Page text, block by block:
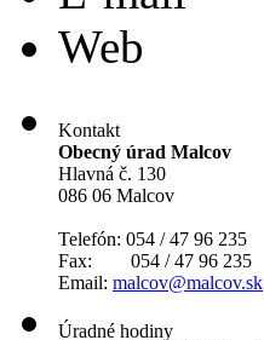
Web
Kontakt
Obecný úrad Malcov
Hlavná č. 130
086 06 Malcov
Telefón: 054 / 47 96 235
Fax: 054 / 47 96 235
Email: malcov@malcov.sk
Úradné hodiny